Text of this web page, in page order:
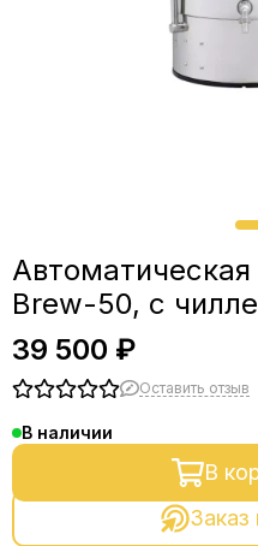
Brew-50, с
39 500 ₽
Оставить отзыв
В наличии
В
Заказ